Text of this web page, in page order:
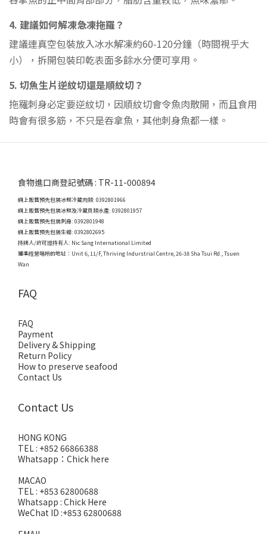
4. 建議如何解凍急凍拖羅？
建議連真空包裝放入冰水解凍約60-120分鐘（時間視乎大
小），拆開包裝印乾表面多餘水分便可享用。
5. 切魚生片逆紋切還是順紋切？
拖羅刺身必定要逆紋切，因順紋切會令魚肉散開，而且食用
時會有很多筋，不只是吞拿魚，其他刺身魚都一樣。
食物進口商登記號碼 : TR-11-000894
網上販售預先包裝冰鮮冷藏肉類: 0392801966
網上販售預先包裝冰鮮及冷藏貝類水產: 0392801957
網上販售預先包裝刺身: 0392801948
網上販售預先包裝生蠔: 0392802695
持牌人/許可證持有人: Nic Sang International Limited
獲準經營場所的地址： Unit 6, 11/F, Thriving Indurstrial Centre, 26-38 Sha Tsui Rd., Tsuen
Wan
FAQ
FAQ
Payment
Delivery & Shipping
Return Policy
How to preserve seafood
Contact Us
Contact Us
HONG KONG
TEL : +852 66866388
Whatsapp： Chick here
MACAO
TEL : +853 62800688
Whatsapp : Chick Here
WeChat ID :+853 62800688